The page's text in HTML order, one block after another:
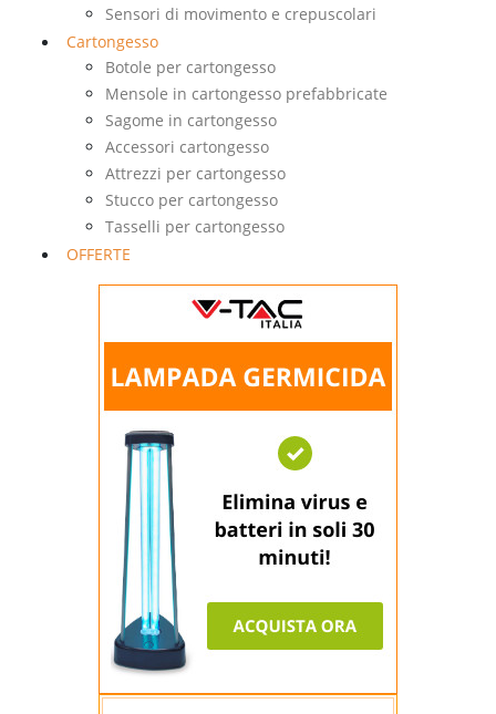
Sensori di movimento e crepuscolari
Cartongesso
Botole per cartongesso
Mensole in cartongesso prefabbricate
Sagome in cartongesso
Accessori cartongesso
Attrezzi per cartongesso
Stucco per cartongesso
Tasselli per cartongesso
OFFERTE